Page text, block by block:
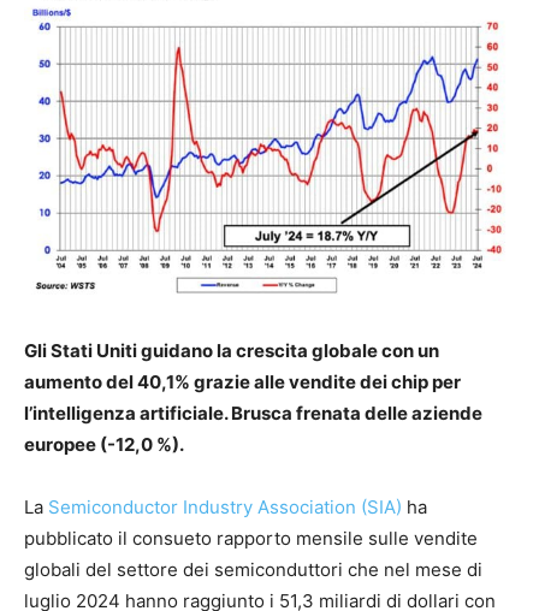
Gli Stati Uniti guidano la crescita globale con un
aumento del 40,1% grazie alle vendite dei chip per
l’intelligenza artificiale. Brusca frenata delle aziende
europee (-12,0 %).
La Semiconductor Industry Association (SIA) ha
pubblicato il consueto rapporto mensile sulle vendite
globali del settore dei semiconduttori che nel mese di
luglio 2024 hanno raggiunto i 51,3 miliardi di dollari con